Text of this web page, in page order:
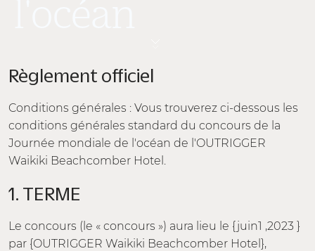
Règlement officiel
Conditions générales : Vous trouverez ci-dessous les
conditions générales standard du concours de la
Journée mondiale de l'océan de l'OUTRIGGER
Waikiki Beachcomber Hotel.
1. TERME
Le concours (le « concours ») aura lieu le {juin1 ,2023 }
par {OUTRIGGER Waikiki Beachcomber Hotel},